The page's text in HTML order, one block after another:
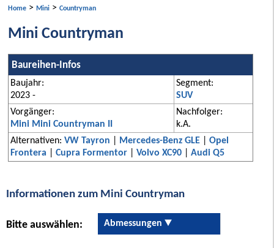
Home > Mini > Countryman
Mini Countryman
Baureihen-Infos
Baujahr:
2023 -
Segment:
SUV
Vorgänger:
Mini Mini Countryman II
Nachfolger:
k.A.
Alternativen: VW Tayron Mercedes-Benz GLE
Opel
Frontera
Cupra Formentor Volvo XC90 Audi Q5
Informationen zum Mini Countryman
Bitte auswählen: Abmessungen